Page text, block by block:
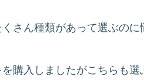
さん種類があって選ぶのに
購入しましたがこちらも